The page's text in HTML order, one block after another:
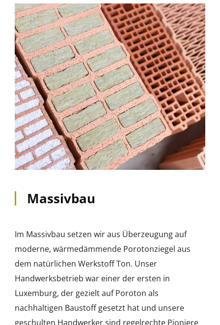
Massivbau
Im Massivbau setzen wir aus Überzeugung auf
moderne, wärmedämmende Porotonziegel aus
dem natürlichen Werkstoff Ton. Unser
Handwerksbetrieb war einer der ersten in
Luxemburg, der gezielt auf Poroton als
nachhaltigen Baustoff gesetzt hat und unsere
geschulten Handwerker sind regelrechte Pioniere